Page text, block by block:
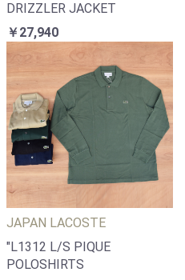
DRIZZLER JACKET
￥27,940
JAPAN LACOSTE
"L1312 L/S PIQUE
POLOSHIRTS